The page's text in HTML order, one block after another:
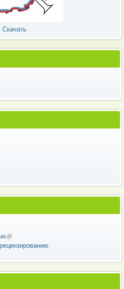
Скачать
(внешняя ссылка)